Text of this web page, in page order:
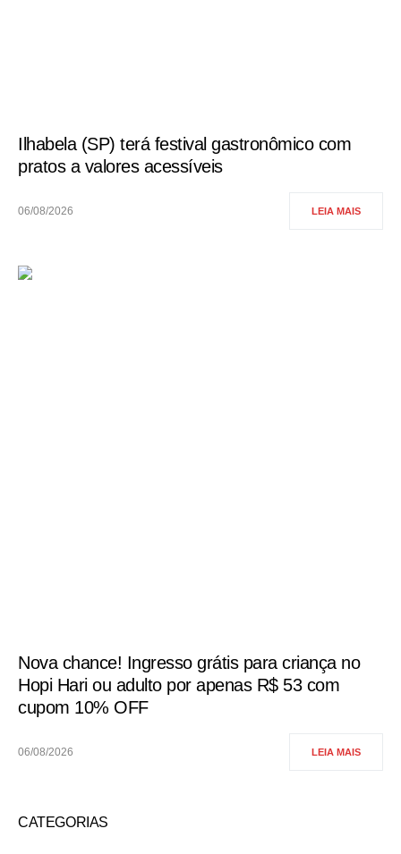
Ilhabela (SP) terá festival gastronômico com
pratos a valores acessíveis
06/08/2026 LEIA MAIS
Nova chance! Ingresso grátis para criança no
Hopi Hari ou adulto por apenas R$ 53 com
cupom 10% OFF
06/08/2026 LEIA MAIS
CATEGORIAS